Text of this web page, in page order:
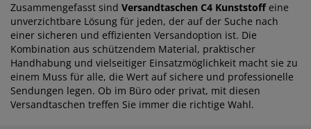
Zusammengefasst sind Versandtaschen C4 Kunststoffeine
unverzichtbare Lösung für jeden, der auf der Suche nach
einer sicheren und effizienten Versandoption ist. Die
Kombination aus schützendem Material, praktischer
Handhabung und vielseitiger Einsatzmöglichkeit macht sie zu
einem Muss für alle, die Wert auf sichere und professionelle
Sendungen legen. Ob im Büro oder privat, mit diesen
Versandtaschen treffen Sie immer die richtige Wahl.